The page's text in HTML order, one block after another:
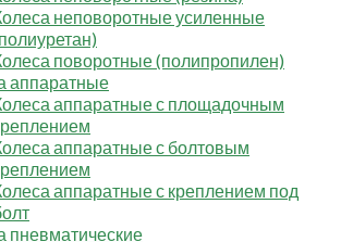
неповоротные усиленные
поворотные (полипропилен)
аппаратные
аппаратные с площадочным
аппаратные с болтовым
аппаратные с креплением под
пневматические